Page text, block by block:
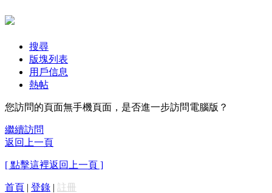
搜尋
版塊列表
用戶信息
熱帖
您訪問的頁面無手機頁面，是否進一步訪問電腦版？
繼續訪問
返回上一頁
[ 點擊這裡返回上一頁 ]
首頁 | 登錄 | 註冊